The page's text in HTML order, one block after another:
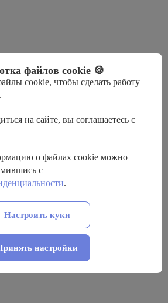
файлов cookie 🍪
cookie, чтобы сделать работу
на сайте, вы соглашаетесь с
о файлах cookie можно
с
.
Настроить куки
настройки